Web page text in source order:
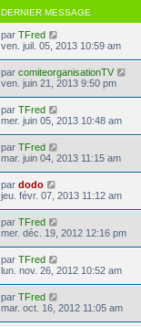
DERNIER MESSAGE
par TFred
ven. juil. 05, 2013 10:59 am
par comiteorganisationTV
ven. juin 21, 2013 9:50 pm
par TFred
mer. juin 05, 2013 10:48 am
par TFred
mar. juin 04, 2013 11:15 am
par dodo
jeu. févr. 07, 2013 11:12 am
par TFred
mer. déc. 19, 2012 12:16 pm
par TFred
lun. nov. 26, 2012 10:52 am
par TFred
mar. oct. 16, 2012 11:05 am